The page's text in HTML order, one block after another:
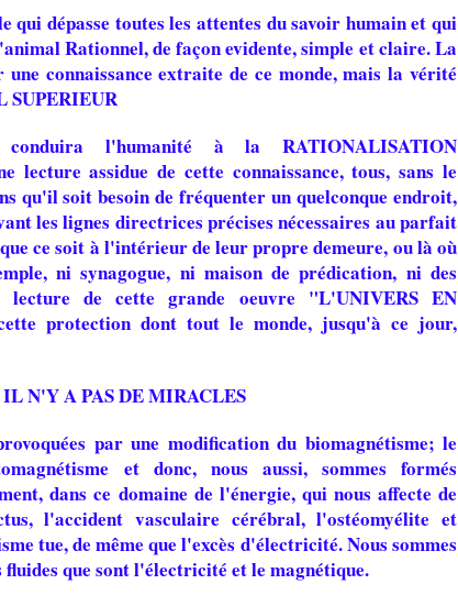
qui dépasse toutes les attentes du savoir humain et qui
Rationnel, de façon evidente, simple et claire. La
connaissance extraite de ce monde, mais la vérité
SUPERIEUR
l'humanité à la RATIONALISATION
lecture assidue de cette connaissance, tous, sans le
qu'il soit besoin de fréquenter un quelconque endroit,
les lignes directrices précises nécessaires au parfait
ce soit à l'intérieur de leur propre demeure, ou là où
ni synagogue, ni maison de prédication, ni des
de cette grande oeuvre "L'UNIVERS EN
protection dont tout le monde, jusqu'à ce jour,
N'Y A PAS DE MIRACLES
par une modification du biomagnétisme; le
et donc, nous aussi, sommes formés
dans ce domaine de l'énergie, qui nous affecte de
l'accident vasculaire cérébral, l'ostéomyélite et
tue, de même que l'excès d'électricité. Nous sommes
fluides que sont l'électricité et le magnétique.